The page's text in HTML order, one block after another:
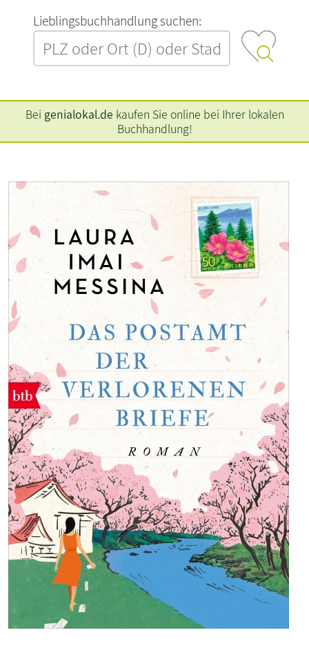
L‍i‍e‍b‍l‍i‍n‍g‍s‍b‍u‍c‍h‍h‍a‍n‍d‍l‍u‍n‍g‍ ‍s‍u‍c‍h‍e‍n‍:‍
Bei genialokal.de kaufen Sie online bei Ihrer lokalen
Buchhandlung!